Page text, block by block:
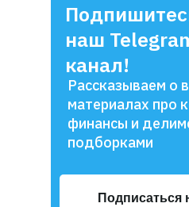
наш
канал!
Подписаться
Рассказываем о
материалах про
финансы и
подборками